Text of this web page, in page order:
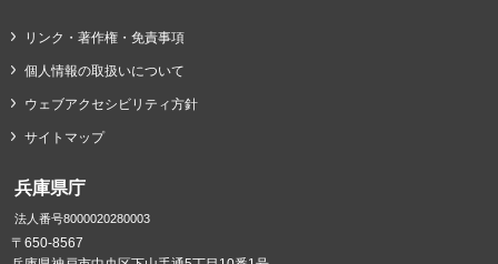
リンク・著作権・免責事項
個人情報の取扱いについて
ウェブアクセシビリティ方針
サイトマップ
兵庫県庁
法人番号8000020280003
〒650-8567